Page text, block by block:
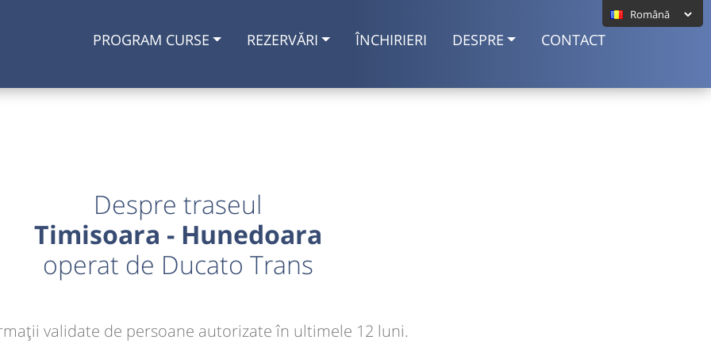
PROGRAM CURSE REZERVĂRI ÎNCHIRIERI DESPRE CONTACT
Despre traseul
Timisoara - Hunedoara
operat de Ducato Trans
validate de persoane autorizate în ultimele 12 luni.